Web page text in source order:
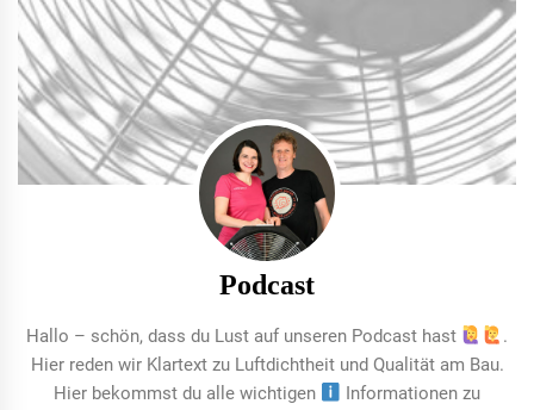
Podcast
Hallo – schön, dass du Lust auf unseren Podcast hast
.
Hier reden wir Klartext zu Luftdichtheit und Qualität am Bau.
Hier bekommst du alle wichtigen
Informationen zu